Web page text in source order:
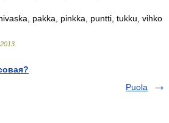
pakka, pinkka, puntti, tukku, vihko
2013
Puola